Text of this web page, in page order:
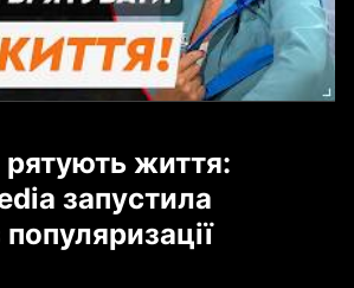
рятують життя:
запустила